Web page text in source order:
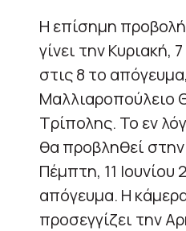
Η επίσημη
γίνει την Κυριακή,
στις 8 το
Μαλλιαροπούλειο
Τρίπολης. Το εν
θα προβληθεί
Πέμπτη, 11 Ιουνίου
απόγευμα. Η
προσεγγίζει την